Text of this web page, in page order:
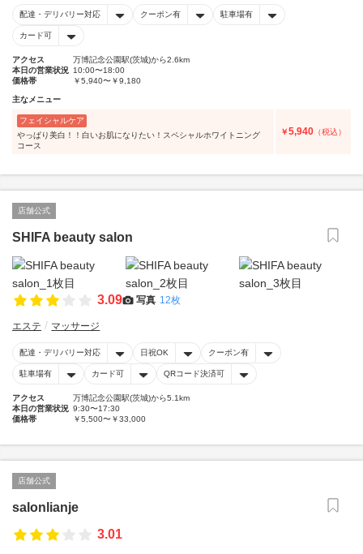
配達・デリバリー対応 クーポン有 駐車場有
カード可
アクセス
万博記念公園駅(茨城)から2.6km
本日の営業状況 10:00〜18:00
価格帯
￥5,940〜￥9,180
主なメニュー
フェイシャルケア
やっぱり美白！！白いお肌になりたい！スペシャルホワイトニング
コース
￥5,940 （税込）
店舗公式
SHIFA beauty salon
3.09 写真 12枚
エステ マッサージ
配達・デリバリー対応 日祝OK クーポン有
駐車場有 カード可 QRコード決済可
アクセス
万博記念公園駅(茨城)から5.1km
本日の営業状況 9:30〜17:30
価格帯
￥5,500〜￥33,000
店舗公式
salonlianje
3.01